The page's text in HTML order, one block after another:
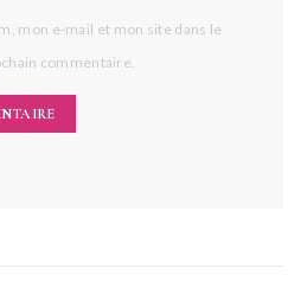
mon e-mail et mon site dans le
commentaire.